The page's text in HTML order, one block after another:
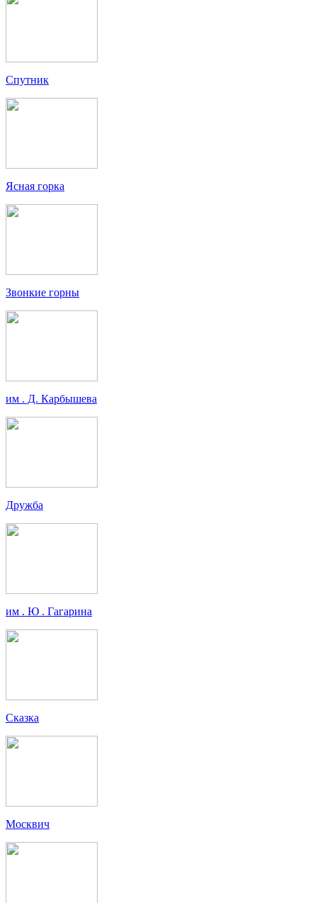
Спутник
Ясная горка
Звонкие горны
им . Д. Карбышева
Дружба
им . Ю . Гагарина
Сказка
Москвич